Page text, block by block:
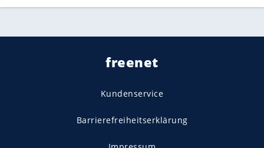
freenet
Kundenservice
Barrierefreiheitserklärung